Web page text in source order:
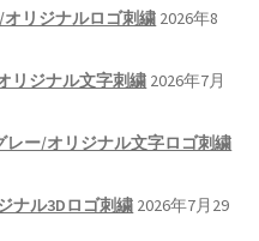
オリジナルロゴ刺繍 2026年8
リジナル文字刺繍 2026年7月
レー/オリジナル文字ロゴ刺繍
ナル3Dロゴ刺繍 2026年7月29